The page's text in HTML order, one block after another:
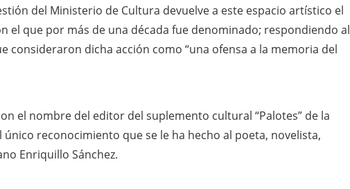
del Ministerio de Cultura devuelve a este espacio artístico el
el que por más de una década fue denominado; respondiendo al
consideraron dicha acción como “una ofensa a la memoria del
el nombre del editor del suplemento cultural “Palotes” de la
reconocimiento que se le ha hecho al poeta, novelista,
Enriquillo Sánchez.